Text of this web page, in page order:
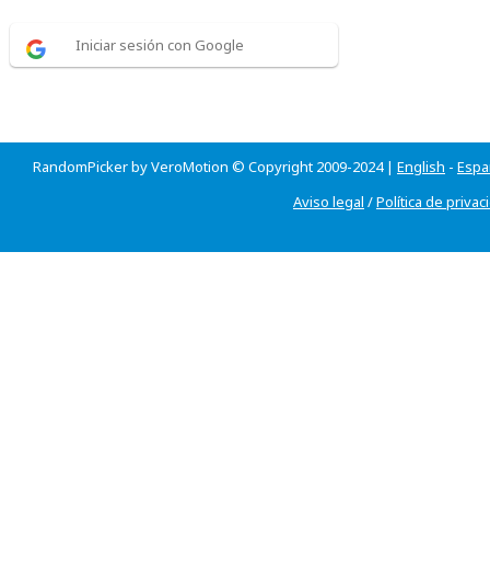
Iniciar sesión con Google
RandomPicker by VeroMotion © Copyright 2009-2024 | English -
Aviso legal /Política de